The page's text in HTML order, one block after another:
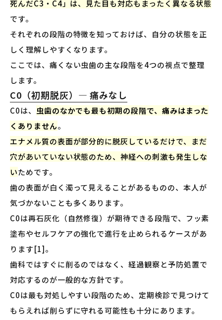
死んだC3・C4」は、見た目も対応もまったく異なる状態
です。
それぞれの段階の特徴を知っておけば、自分の状態を正
しく理解しやすくなります。
ここでは、痛くない虫歯の主な段階を4つの視点で整理
します。
C0（初期脱灰）— 痛みなし
C0は、 虫歯のなかでも最も初期の段階で、痛みはまった
くありません。
エナメル質の表面が部分的に脱灰しているだけで、まだ
穴があいていない状態のため、神経への刺激も発生しな
いためです。
歯の表面が白く濁って見えることがあるものの、本人が
気づかないことも多くあります。
C0は再石灰化（自然修復）が期待できる段階で、フッ素
塗布やセルフケアの強化で進行を止められるケースがあ
ります[1]。
歯科ではすぐに削るのではなく、経過観察と予防処置で
対応するのが一般的な方針です。
C0は最も対処しやすい段階のため、定期検診で見つけて
もらえれば削らずに守れる可能性も十分にあります。